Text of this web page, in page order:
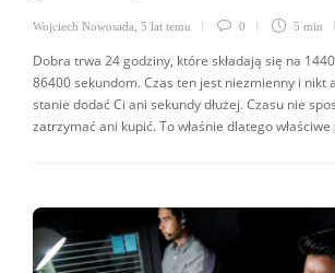
Wojciech Nowosada 5 lat temu 0 5 min
Dobra trwa 24 godziny, które składają się na
86400 sekundom. Czas ten jest niezmienny i nikt
stanie dodać Ci ani sekundy dłużej. Czasu nie
zatrzymać ani kupić. To właśnie dlatego